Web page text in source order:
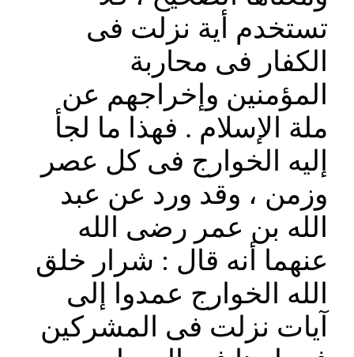
تستخدم أية نزلت فى
الكفار فى محاربة
المؤمنين وإخراجهم عن
ملة الإسلام . فهذا ما لجأ
إليه الخوارج فى كل عصر
وزمن ، وقد ورد عن عبد
الله بن عمر رضى الله
عنهما أنه قال : شرار خلق
الله الخوارج عمدوا إلى
آيات نزلت فى المشركين